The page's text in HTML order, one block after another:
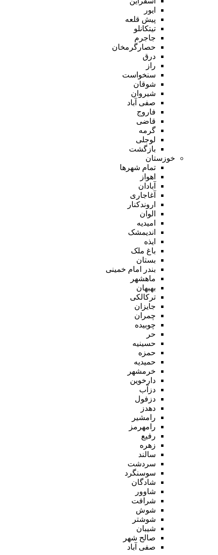
ایور
پیش قلعه
تیتکانلو
جاجرم
حصارگرمخان
درق
راز
سنخواست
شوقان
شیروان
صفی آباد
فاروج
قاضی
گرمه
لوجلی
بازگشت
خوزستان
تمام شهر‌ها
اهواز
آبادان
آغاجاری
اروندکنار
الوان
امیدیه
اندیمشک
ایذه
باغ ملک
بستان
بندر امام خمینی
ماهشهر
بهبهان
ترکالکی
جایزان
چمران
چوبیده
حر
حسینیه
حمزه
حمیدیه
خرمشهر
دارخوین
دزآب
دزفول
دهدز
رامشیر
رامهرمز
رفیع
زهره
سالند
سردشت
سوسنگرد
شادگان
شاوور
شرافت
شوش
شوشتر
شیبان
صالح شهر
صفی آباد